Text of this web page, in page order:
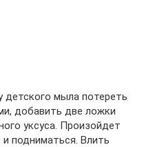
детского мыла потереть
добавить две ложки
уксуса. Произойдет
подниматься. Влить